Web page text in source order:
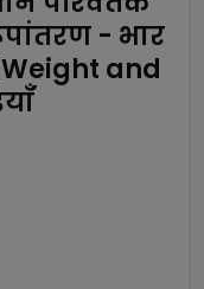
- भार
and